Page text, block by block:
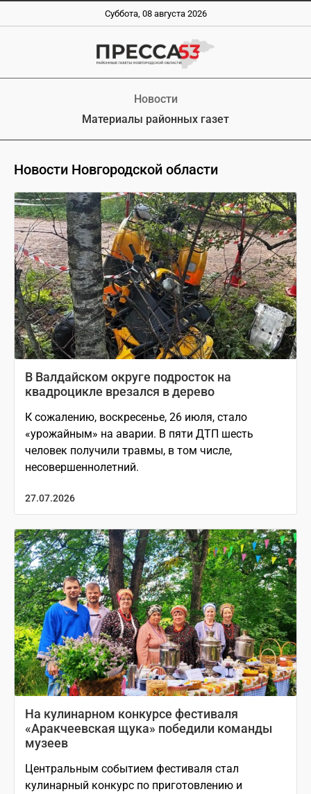
Суббота, 08 августа 2026
Новости
Материалы районных газет
Новости Новгородской области
В Валдайском округе подросток на
квадроцикле врезался в дерево
К сожалению, воскресенье, 26 июля, стало
«урожайным» на аварии. В пяти ДТП шесть
человек получили травмы, в том числе,
несовершеннолетний.
27.07.2026
На кулинарном конкурсе фестиваля
«Аракчеевская щука» победили команды
музеев
Центральным событием фестиваля стал
кулинарный конкурс по приготовлению и